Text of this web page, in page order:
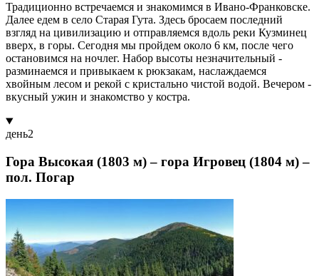
Традиционно встречаемся и знакомимся в Ивано-Франковске.
Далее едем в село Старая Гута. Здесь бросаем последний
взгляд на цивилизацию и отправляемся вдоль реки Кузминец
вверх, в горы. Сегодня мы пройдем около 6 км, после чего
остановимся на ночлег. Набор высоты незначительный -
разминаемся и привыкаем к рюкзакам, наслаждаемся
хвойным лесом и рекой с кристально чистой водой. Вечером -
вкусный ужин и знакомство у костра.
день2
Гора Высокая (1803 м) – гора Игровец (1804 м) –
пол. Погар